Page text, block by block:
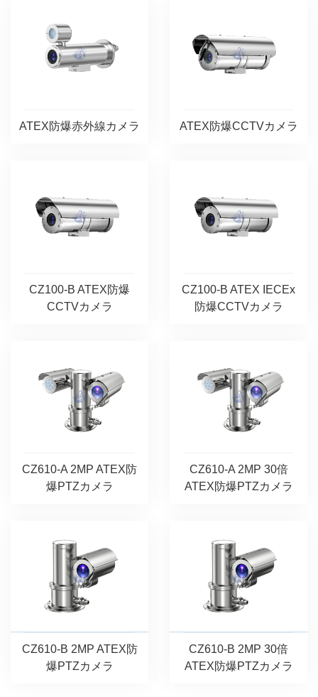
ATEX防爆赤外線カメラ ATEX防爆CCTVカメラ
CZ100-B ATEX防爆
CCTVカメラ
CZ100-B ATEX IECEx
防爆CCTVカメラ
CZ610-A 2MP ATEX防
爆PTZカメラ
CZ610-A 2MP 30倍
ATEX防爆PTZカメラ
CZ610-B 2MP ATEX防
爆PTZカメラ
CZ610-B 2MP 30倍
ATEX防爆PTZカメラ